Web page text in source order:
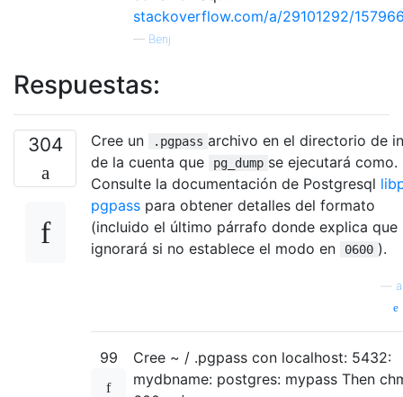
stackoverflow.com/a/29101292/
— Benj
Respuestas:
304 Cree un .pgpass archivo en el directorio de
de la cuenta que
pg_dump se ejecutará como.
Consulte la documentación de Postgresql
pgpass para obtener detalles del formato
(incluido el último párrafo donde explica que
ignorará si no establece el modo en
0600 ).
99
Cree ~ / .pgpass con localhost: 5432:
mydbname: postgres: mypass Then